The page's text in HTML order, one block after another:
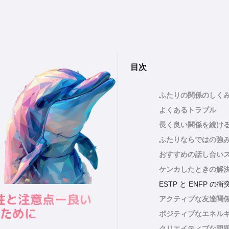
と注意点ー良い
めに
目次
ふたりの関係のしく
よくあるトラブル
長く良い関係を続け
ふたりならではの強
おすすめの話し合い
ケンカしたときの解
ESTP と ENFP の衝
アクティブな友達関
ポジティブなエネル